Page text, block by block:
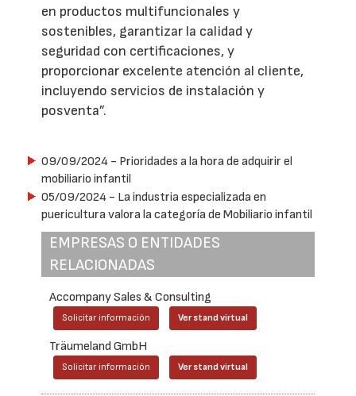
en productos multifuncionales y
sostenibles, garantizar la calidad y
seguridad con certificaciones, y
proporcionar excelente atención al cliente,
incluyendo servicios de instalación y
posventa”.
09/09/2024 - Prioridades a la hora de adquirir el
mobiliario infantil
05/09/2024 - La industria especializada en
puericultura valora la categoría de Mobiliario infantil
EMPRESAS O ENTIDADES
RELACIONADAS
Accompany Sales & Consulting
Solicitar información Ver stand virtual
Träumeland GmbH
Solicitar información Ver stand virtual